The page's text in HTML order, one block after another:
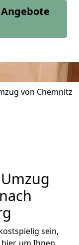
von Chemnitz
sein,